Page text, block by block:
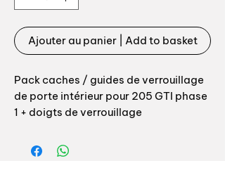
Ajouter au panier | Add to basket
Pack caches / guides de verrouillage
de porte intérieur pour 205 GTI phase
1 + doigts de verrouillage
Références origine: 9162.14 pour le
guide / 9157.73 pour le doigt